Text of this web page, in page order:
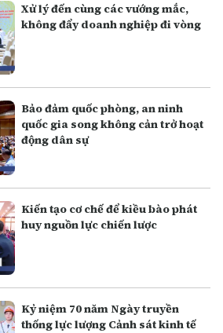
Xử lý đến cùng các vướng mắc,
không đẩy doanh nghiệp đi vòng
Bảo đảm quốc phòng, an ninh
quốc gia song không cản trở hoạt
động dân sự
Kiến tạo cơ chế để kiều bào phát
huy nguồn lực chiến lược
Kỷ niệm 70 năm Ngày truyền
thống lực lượng Cảnh sát kinh tế